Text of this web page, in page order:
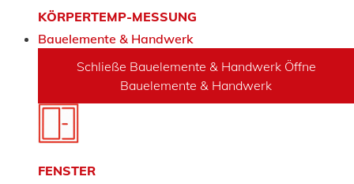
KÖRPERTEMP-MESSUNG
Bauelemente & Handwerk
Schließe Bauelemente & Handwerk Öffne
Bauelemente & Handwerk
FENSTER